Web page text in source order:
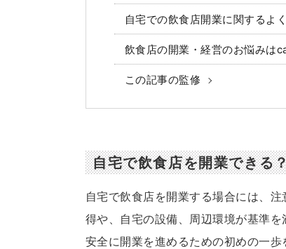
自宅での飲食店開業に関するよ
飲食店の開業・経営のお悩みは
この記事の監修
自宅で飲食店を開業できる
自宅で飲食店を開業する場合には、
得や、自宅の設備、周辺環境が基準
安全に開業を進めるための初めの一歩